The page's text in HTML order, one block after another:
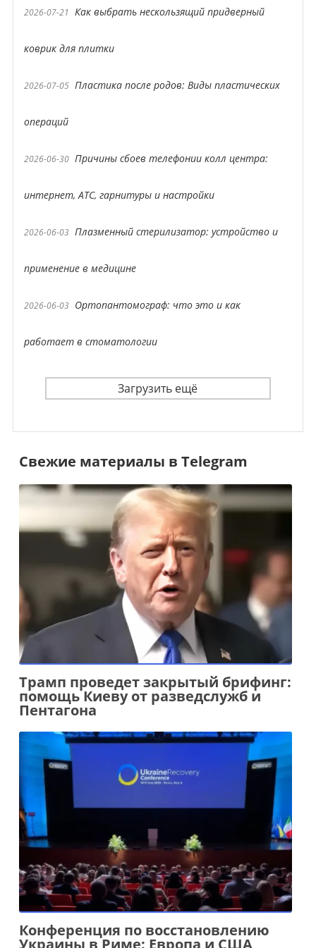
2026-07-21 Как выбрать нескользящий придверный
коврик для плитки
2026-07-05 Пластика после родов: Виды пластических
операций
2026-06-30 Причины сбоев телефонии колл центра:
интернет, АТС, гарнитуры и настройки
2026-06-03 Плазменный стерилизатор: устройство и
применение в медицине
2026-06-03 Ортопантомограф: что это и как
работает в стоматологии
Загрузить ещё
Свежие материалы в Telegram
Трамп проведет закрытый брифинг:
помощь Киеву от разведслужб и
Пентагона
Конференция по восстановлению
Украины в Риме: Европа и США